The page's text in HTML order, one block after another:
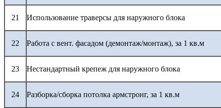
21 Использование траверсы для наружного блока
22 Работа с вент. фасадом (демонтаж/монтаж), за 1 кв.м
23 Нестандартный крепеж для наружного блока
24 Разборка/сборка потолка армстронг, за 1 кв.м